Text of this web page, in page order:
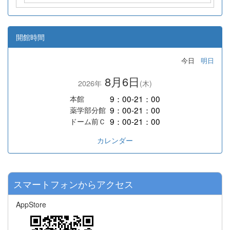
開館時間
今日 明日
2026年 8月6日 (木)
本館
9：00-21：00
薬学部分館 9：00-21：00
ドーム前Ｃ 9：00-21：00
カレンダー
スマートフォンからアクセス
AppStore